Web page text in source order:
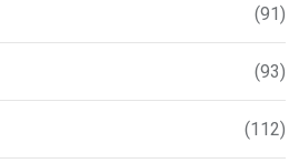
(91)
(93)
(112)